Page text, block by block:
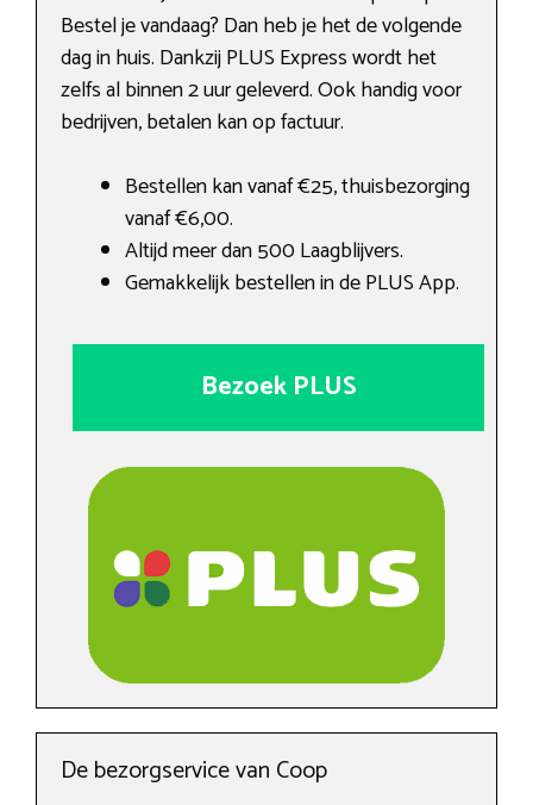
Bestel je vandaag? Dan heb je het de volgende
dag in huis. Dankzij PLUS Express wordt het
zelfs al binnen 2 uur geleverd. Ook handig voor
bedrijven, betalen kan op factuur.
Bestellen kan vanaf €25, thuisbezorging
vanaf €6,00.
Altijd meer dan 500 Laagblijvers.
Gemakkelijk bestellen in de PLUS App.
Bezoek PLUS
De bezorgservice van Coop